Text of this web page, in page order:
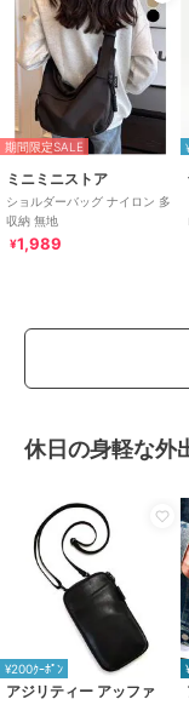
期間限定SALE
ミニミニストア
ショルダーバッグ ナイロン 多
収納 無地
¥1,989
休日の身軽な外
¥200ｸｰﾎﾟﾝ
アジリティー アッファ